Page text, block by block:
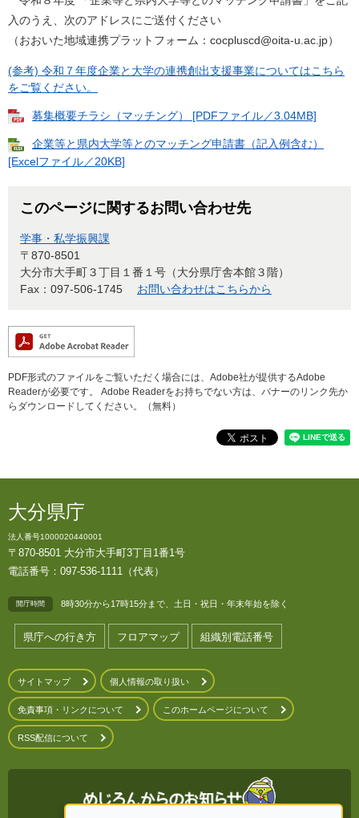
入のうえ、次のアドレスにご送付ください
（おおいた地域連携プラットフォーム：cocpluscd@oita-u.ac.jp）
(参考) 令和７年度企業と大学の連携創出支援事業についてはこちら
をご覧ください。
募集概要チラシ（マッチング） [PDFファイル／3.04MB]
企業等と県内大学等とのマッチング申請書（記入例含む）
[Excelファイル／20KB]
このページに関するお問い合わせ先
学事・私学振興課
〒870-8501
大分市大手町３丁目１番１号（大分県庁舎本館３階）
Fax：097-506-1745
お問い合わせはこちらから
PDF形式のファイルをご覧いただく場合には、Adobe社が提供するAdobe
Readerが必要です。
Adobe Readerをお持ちでない方は、バナーのリンク先か
らダウンロードしてください。（無料）
大分県庁
法人番号1000020440001
〒870-8501 大分市大手町3丁目1番1号
電話番号：097-536-1111（代表）
開庁時間 8時30分から17時15分まで、土日・祝日・年末年始を除く
県庁への行き方 フロアマップ 組織別電話番号
サイトマップ 個人情報の取り扱い
免責事項・リンクについて このホームページについて
RSS配信について